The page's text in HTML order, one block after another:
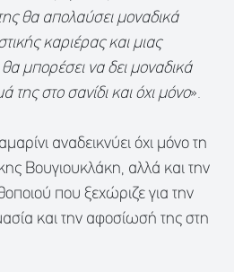
θα απολαύσει μοναδικά
καριέρας και μιας
μπορέσει να δει μοναδικά
της στο σανίδι και όχι μόνο».
αναδεικνύει όχι μόνο τη
Βουγιουκλάκη, αλλά και την
που ξεχώριζε για την
και την αφοσίωσή της στη